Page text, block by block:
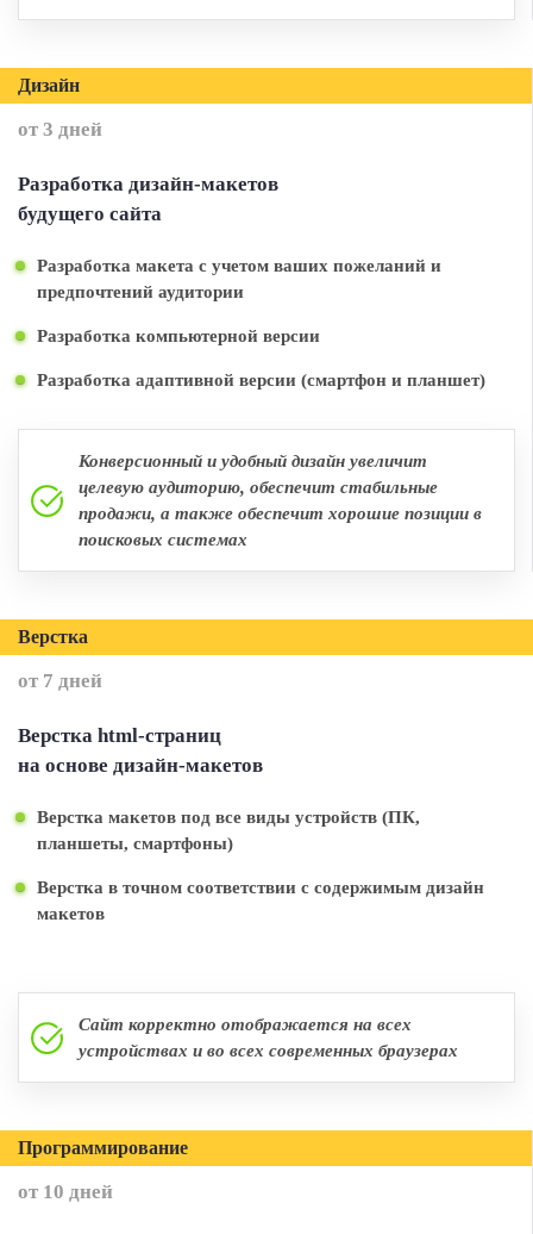
Дизайн
от 3 дней
Разработка дизайн-макетов
будущего сайта
Разработка макета с учетом ваших пожеланий и
предпочтений аудитории
Разработка компьютерной версии
Разработка адаптивной версии (смартфон и планшет)
Конверсионный и удобный дизайн увеличит
целевую аудиторию, обеспечит стабильные
продажи, а также обеспечит хорошие позиции в
поисковых системах
Верстка
от 7 дней
Верстка html-страниц
на основе дизайн-макетов
Верстка макетов под все виды устройств (ПК,
планшеты, смартфоны)
Верстка в точном соответствии с содержимым дизайн
макетов
Сайт корректно отображается на всех
устройствах и во всех современных браузерах
Программирование
от 10 дней